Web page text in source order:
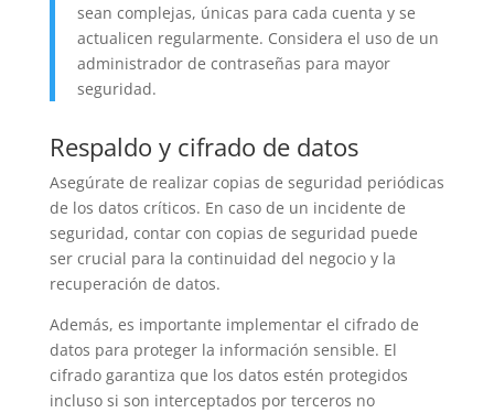
sean complejas, únicas para cada cuenta y se
actualicen regularmente. Considera el uso de un
administrador de contraseñas para mayor
seguridad.
Respaldo y cifrado de datos
Asegúrate de realizar copias de seguridad periódicas
de los datos críticos. En caso de un incidente de
seguridad, contar con copias de seguridad puede
ser crucial para la continuidad del negocio y la
recuperación de datos.
Además, es importante implementar el cifrado de
datos para proteger la información sensible. El
cifrado garantiza que los datos estén protegidos
incluso si son interceptados por terceros no